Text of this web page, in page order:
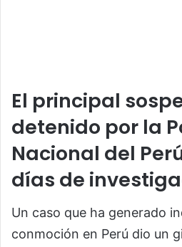
El principal
detenido por la
Nacional del
días de
Un caso que ha generado
conmoción en Perú dio un